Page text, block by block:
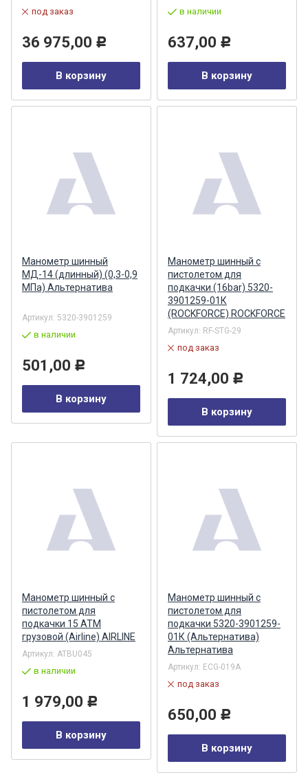
под заказ
36 975,00 Р
В корзину
в наличии
637,00 Р
В корзину
Манометр шинный
МД-14 (длинный) (0,3-0,9
МПа) Альтернатива
Артикул: 5320-3901259
в наличии
501,00 Р
В корзину
Манометр шинный с
пистолетом для
подкачки (16bar) 5320-
3901259-01К
(ROCKFORCE) ROCKFORCE
Артикул: RF-STG-29
под заказ
1 724,00 Р
В корзину
Манометр шинный с
пистолетом для
подкачки 15 АТМ
грузовой (Airline) AIRLINE
Артикул: ATBU045
в наличии
1 979,00 Р
В корзину
Манометр шинный с
пистолетом для
подкачки 5320-3901259-
01К (Альтернатива)
Альтернатива
Артикул: ECG-019A
под заказ
650,00 Р
В корзину